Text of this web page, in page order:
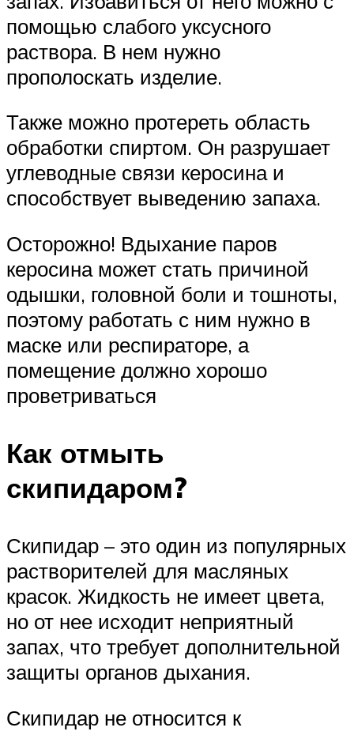
помощью слабого уксусного
раствора. В нем нужно
прополоскать изделие.
Также можно протереть область
обработки спиртом. Он разрушает
углеводные связи керосина и
способствует выведению запаха.
Осторожно! Вдыхание паров
керосина может стать причиной
одышки, головной боли и тошноты,
поэтому работать с ним нужно в
маске или респираторе, а
помещение должно хорошо
проветриваться
Как отмыть
скипидаром?
Скипидар – это один из популярных
растворителей для масляных
красок. Жидкость не имеет цвета,
но от нее исходит неприятный
запах, что требует дополнительной
защиты органов дыхания.
Скипидар не относится к